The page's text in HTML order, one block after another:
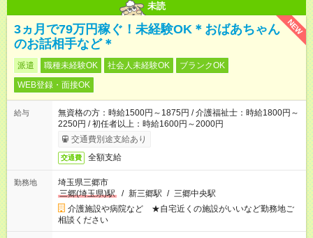
未読
NEW
3ヵ月で79万円稼ぐ！未経験OK＊おばあちゃん
のお話相手など＊
派遣 職種未経験OK 社会人未経験OK
ブランクOK
WEB登録・面接OK
給与
無資格の方：時給1500円～1875円 / 介護福祉士：時給1800円～
2250円 / 初任者以上：時給1600円～2000円
交通費別途支給あり
交通費 全額支給
勤務地
埼玉県三郷市
三郷(埼玉県)駅
/ 新三郷駅 / 三郷中央駅
介護施設や病院など ★自宅近くの施設がいいなど勤務地ご
相談ください